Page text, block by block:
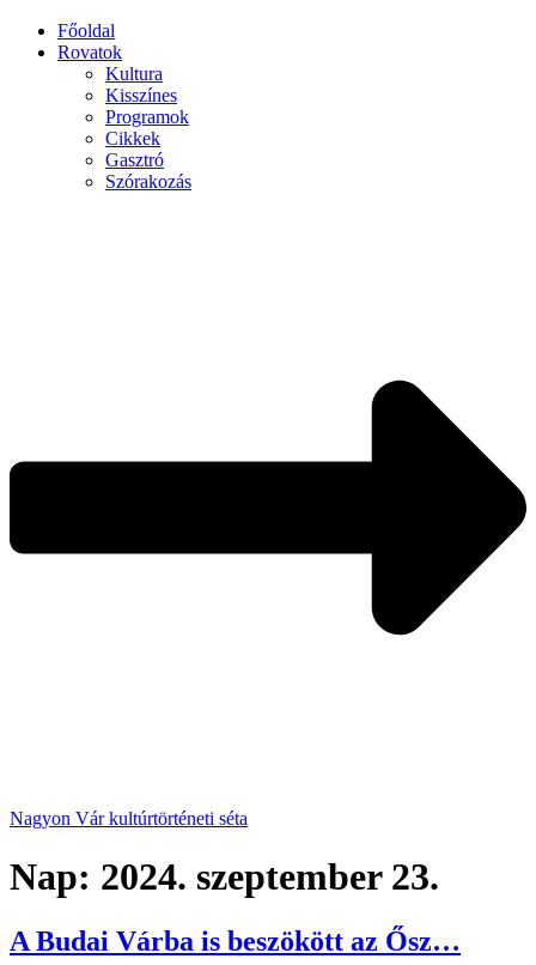
Főoldal
Rovatok
Kultura
Kisszínes
Programok
Cikkek
Gasztró
Szórakozás
Nagyon Vár kultúrtörténeti séta
Nap: 2024. szeptember 23.
A Budai Várba is beszökött az Ősz…